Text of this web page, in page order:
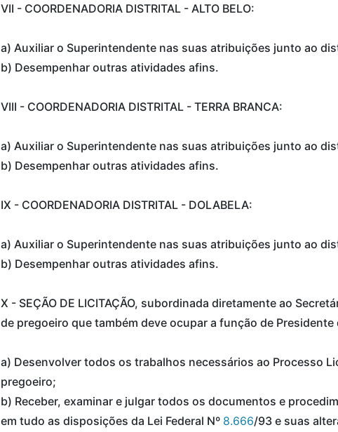
VII - COORDENADORIA DISTRITAL - ALTO BELO:
a) Auxiliar o Superintendente nas suas atribuições junto ao
b) Desempenhar outras atividades afins.
VIII - COORDENADORIA DISTRITAL - TERRA BRANCA:
a) Auxiliar o Superintendente nas suas atribuições junto ao
b) Desempenhar outras atividades afins.
IX - COORDENADORIA DISTRITAL - DOLABELA:
a) Auxiliar o Superintendente nas suas atribuições junto ao
b) Desempenhar outras atividades afins.
X - SEÇÃO DE LICITAÇÃO, subordinada diretamente ao
de pregoeiro que também deve ocupar a função de
a) Desenvolver todos os trabalhos necessários ao Processo
pregoeiro;
b) Receber, examinar e julgar todos os documentos e
em tudo as disposições da Lei Federal Nº 8.666/93 e suas